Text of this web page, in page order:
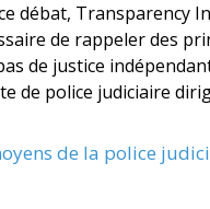
débat, Transparency
de rappeler des
de justice
de police judiciaire
de la police